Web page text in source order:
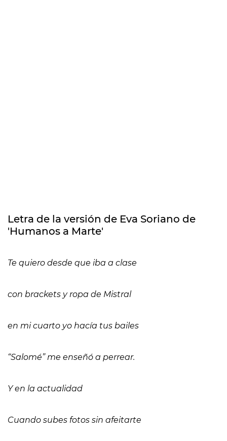
Letra de la versión de Eva Soriano de
'Humanos a Marte'
Te quiero desde que iba a clase
con brackets y ropa de Mistral
en mi cuarto yo hacía tus bailes
“Salomé” me enseñó a perrear.
Y en la actualidad
Cuando subes fotos sin afeitarte